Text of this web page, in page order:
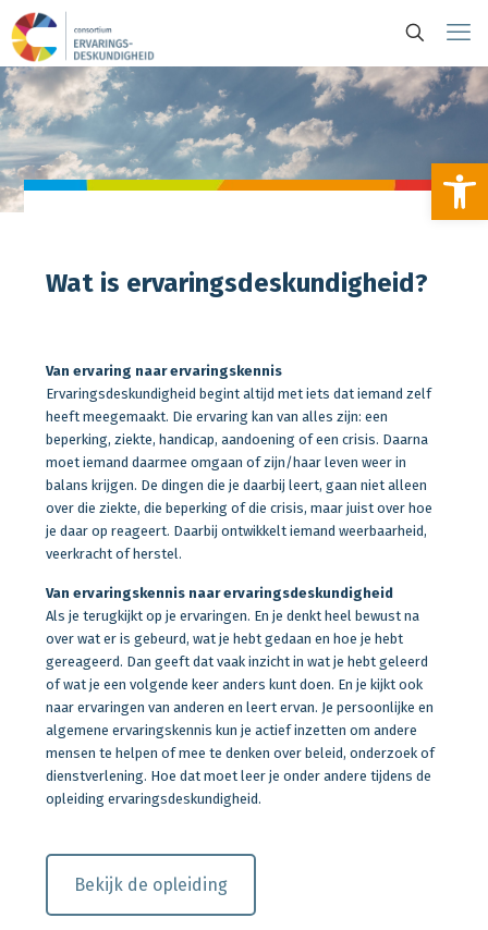
Wat is ervaringsdeskundigheid?
Van ervaring naar ervaringskennis
Ervaringsdeskundigheid begint altijd met iets dat iemand zelf
heeft meegemaakt. Die ervaring kan van alles zijn: een
beperking, ziekte, handicap, aandoening of een crisis. Daarna
moet iemand daarmee omgaan of zijn/haar leven weer in
balans krijgen. De dingen die je daarbij leert, gaan niet alleen
over die ziekte, die beperking of die crisis, maar juist over hoe
je daar op reageert. Daarbij ontwikkelt iemand weerbaarheid,
veerkracht of herstel.
Van ervaringskennis naar ervaringsdeskundigheid
Als je terugkijkt op je ervaringen. En je denkt heel bewust na
over wat er is gebeurd, wat je hebt gedaan en hoe je hebt
gereageerd. Dan geeft dat vaak inzicht in wat je hebt geleerd
of wat je een volgende keer anders kunt doen. En je kijkt ook
naar ervaringen van anderen en leert ervan. Je persoonlijke en
algemene ervaringskennis kun je actief inzetten om andere
mensen te helpen of mee te denken over beleid, onderzoek of
dienstverlening. Hoe dat moet leer je onder andere tijdens de
opleiding ervaringsdeskundigheid.
Bekijk de opleiding